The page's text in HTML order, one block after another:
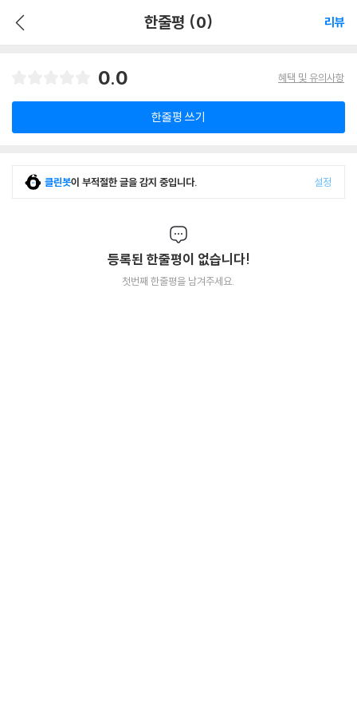
한줄평 (0) 리뷰
0.0 혜택 및 유의사항
한줄평 쓰기
클린봇이 부적절한 글을 감지 중입니다. 설정
등록된 한줄평이 없습니다!
첫번째 한줄평을 남겨주세요.